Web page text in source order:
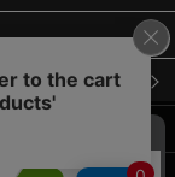
りすまし防止
ー(Cookie)を使用